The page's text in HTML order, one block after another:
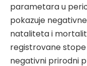
parametara u
pokazuje
nataliteta i
registrovane
negativni prirodni